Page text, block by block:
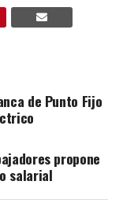
de Punto Fijo
propone
salarial